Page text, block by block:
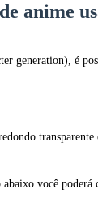
anime
generation), é
você